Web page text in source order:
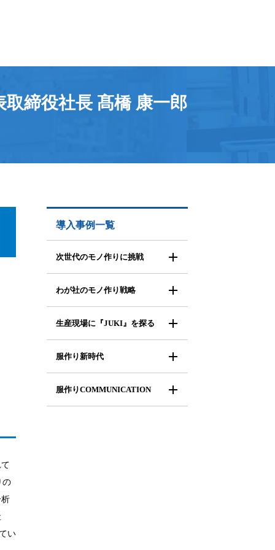
締役社長 髙橋 康一郎
の
い
導入事例一覧
次世代のモノ作りに挑戦
わが社のモノ作り戦略
生産現場に『JUKI』を探る
服作り新時代
服作りCOMMUNICATION